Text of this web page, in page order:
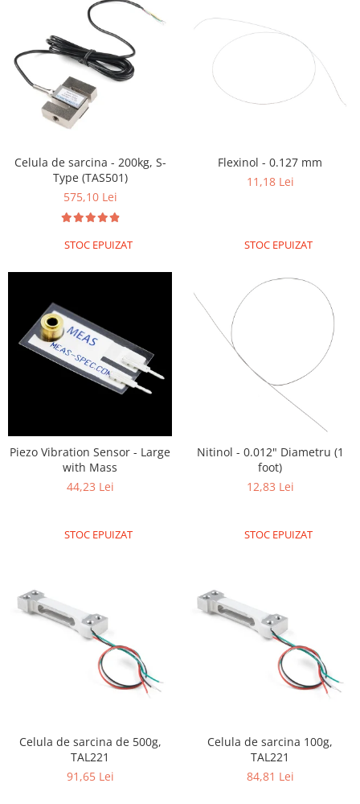
Celula de sarcina - 200kg, S-
Type (TAS501)
575,10 Lei
STOC EPUIZAT
Flexinol - 0.127 mm
11,18 Lei
STOC EPUIZAT
Piezo Vibration Sensor - Large
with Mass
44,23 Lei
STOC EPUIZAT
Nitinol - 0.012" Diametru (1
foot)
12,83 Lei
STOC EPUIZAT
Celula de sarcina de 500g,
TAL221
91,65 Lei
Celula de sarcina 100g,
TAL221
84,81 Lei